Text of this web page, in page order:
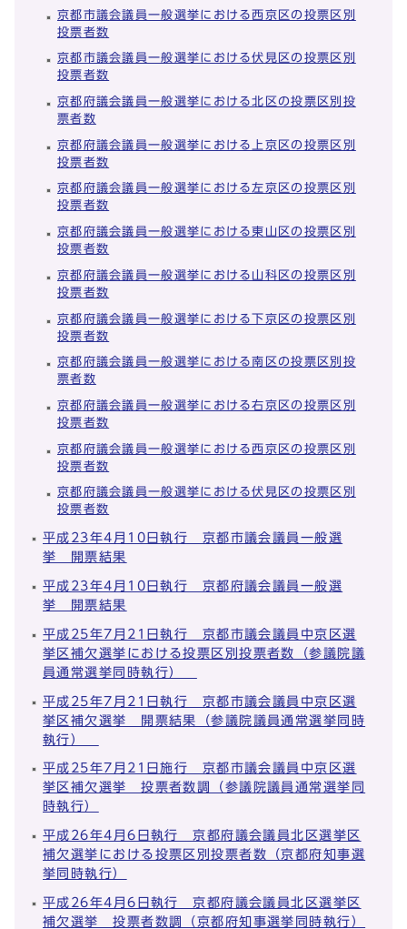
京都市議会議員一般選挙における西京区の投票区別
投票者数
京都市議会議員一般選挙における伏見区の投票区別
投票者数
京都府議会議員一般選挙における北区の投票区別投
票者数
京都府議会議員一般選挙における上京区の投票区別
投票者数
京都府議会議員一般選挙における左京区の投票区別
投票者数
京都府議会議員一般選挙における東山区の投票区別
投票者数
京都府議会議員一般選挙における山科区の投票区別
投票者数
京都府議会議員一般選挙における下京区の投票区別
投票者数
京都府議会議員一般選挙における南区の投票区別投
票者数
京都府議会議員一般選挙における右京区の投票区別
投票者数
京都府議会議員一般選挙における西京区の投票区別
投票者数
京都府議会議員一般選挙における伏見区の投票区別
投票者数
平成23年4月10日執行 京都市議会議員一般選
挙 開票結果
平成23年4月10日執行 京都府議会議員一般選
挙 開票結果
平成25年7月21日執行 京都市議会議員中京区選
挙区補欠選挙における投票区別投票者数（参議院議
員通常選挙同時執行）
平成25年7月21日執行 京都市議会議員中京区選
挙区補欠選挙 開票結果（参議院議員通常選挙同時
執行）
平成25年7月21日施行 京都市議会議員中京区選
挙区補欠選挙 投票者数調（参議院議員通常選挙同
時執行）
平成26年4月6日執行 京都府議会議員北区選挙区
補欠選挙における投票区別投票者数（京都府知事選
挙同時執行）
平成26年4月6日執行 京都府議会議員北区選挙区
補欠選挙 投票者数調（京都府知事選挙同時執行）